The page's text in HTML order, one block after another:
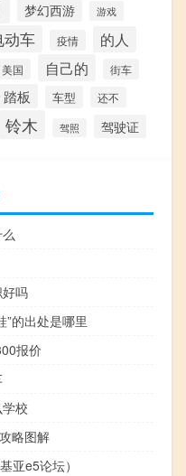
梦幻西游 游戏
动车 疫情 的人
美国 自己的
街车
踏板 车型 还不
铃木 驾照 驾驶证
吗
”的出处是哪里
报价
校
略图解
亚e5论坛）